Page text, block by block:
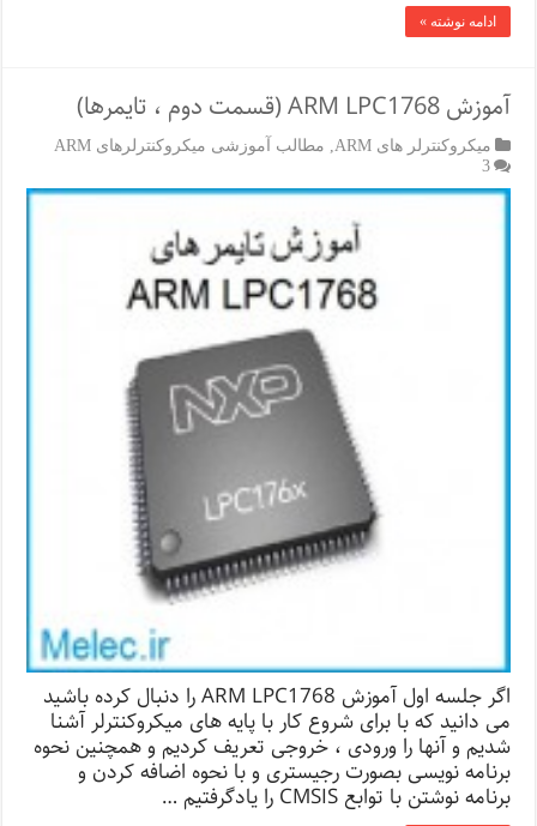
ادامه نوشته »
آموزش ARM LPC1768 (قسمت دوم ، تایمرها)
میکروکنترلر های ARM , مطالب آموزشی میکروکنترلرهای ARM
3
اگر جلسه اول آموزش ARM LPC1768 را دنبال کرده باشید
می دانید که با برای شروع کار با پایه های میکروکنترلر آشنا
شدیم و آنها را ورودی ، خروجی تعریف کردیم و همچنین نحوه
برنامه نویسی بصورت رجیستری و با نحوه اضافه کردن و
برنامه نوشتن با توابع CMSIS را یادگرفتیم …